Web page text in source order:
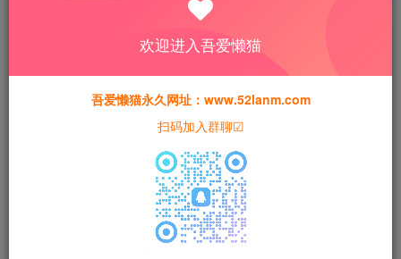
此内容为付费资源，请付费后查看
猫粮30
黄金会员猫粮15 钻石会员 免费
本站所有资源均为网络收集整理而来，仅供学习研究使用，请在下
载后24h内删除，谢谢合作！
本站资源仅用于学习交流，禁止商业运营与违法、侵权
欢迎进入吾爱懒猫
吾爱懒猫永久网址：www.52lanm.com
扫码加入群聊☑